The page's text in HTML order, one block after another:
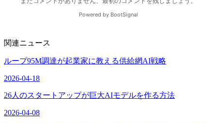
関連ニュース
ループ95M調達が起業家に教える供給網AI戦略
2026-04-18
26人のスタートアップが巨大AIモデルを作る方法
2026-04-08